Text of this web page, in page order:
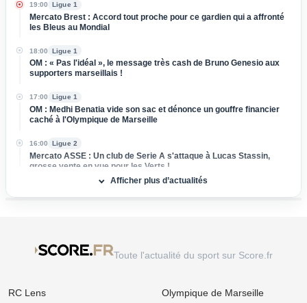
19:00 Ligue 1
Mercato Brest : Accord tout proche pour ce gardien qui a affronté
les Bleus au Mondial
18:00 Ligue 1
OM : « Pas l'idéal », le message très cash de Bruno Genesio aux
supporters marseillais !
17:00 Ligue 1
OM : Medhi Benatia vide son sac et dénonce un gouffre financier
caché à l'Olympique de Marseille
16:00 Ligue 2
Mercato ASSE : Un club de Serie A s'attaque à Lucas Stassin,
grosse vente en vue pour les Verts !
Mercato : L'OM passe à l'attaque pour s'offrir une sensation
égyptienne du Mondial !
Mercato OM : Accord de principe trouvé avec la Real Sociedad
Afficher plus d’actualités
Toute l'actualité du sport sur Score.fr
RC Lens
Olympique de Marseille